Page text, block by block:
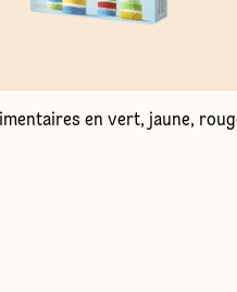
en vert, jaune,